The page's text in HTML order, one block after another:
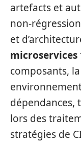
artefacts et
et
microservices
composants,
dépendances,
lors des
stratégies de